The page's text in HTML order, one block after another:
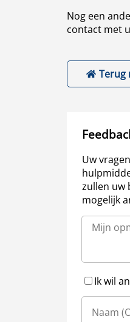
Nog een
contact met
Terug
Uw
zullen uw
mogelijk
Ik wil